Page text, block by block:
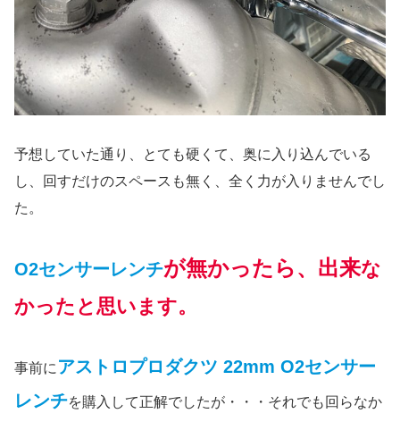
予想していた通り、とても硬くて、奥に入り込んでいる
し、回すだけのスペースも無く、全く力が入りませんでし
た。
O2センサーレンチが無かったら、出来な
かったと思います。
事前にアストロプロダクツ 22mm O2センサー
レンチを購入して正解でしたが・・・それでも回らなか